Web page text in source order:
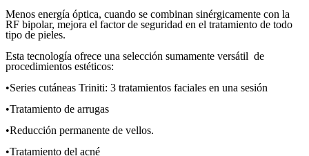
Menos energía óptica, cuando se combinan sinérgicamente con la
RF bipolar, mejora el factor de seguridad en el tratamiento de todo
tipo de pieles.
Esta tecnología ofrece una selección sumamente versátil de
procedimientos estéticos:
•Series cutáneas Triniti: 3 tratamientos faciales en una sesión
•Tratamiento de arrugas
•Reducción permanente de vellos.
•Tratamiento del acné